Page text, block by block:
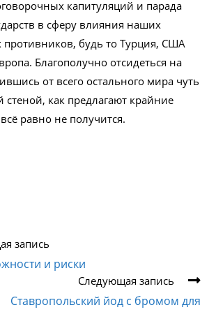
капитуляций и парада
в сферу влияния наших
будь то Турция, США
Благополучно отсидеться на
от всего остального мира чуть
стеной, как предлагают крайние
равно не получится.
запись
и риски
Следующая запись
Ставропольский йод с бромом для